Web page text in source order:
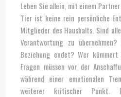
Leben Sie allein, mit einem
Tier ist keine rein persönliche
Mitglieder des Haushalts. Sind
Verantwortung zu
Beziehung endet? Wer
Fragen müssen vor der
während einer emotionalen
weiterer kritischer Punkt.